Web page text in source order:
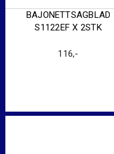
BAJONETTSAGBLAD
S1122EF X 2STK
116,-